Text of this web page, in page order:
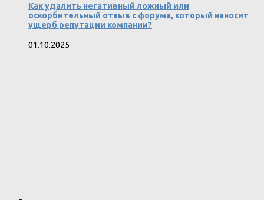
Как удалить негативный ложный или
оскорбительный отзыв с форума, который наносит
ущерб репутации компании?
01.10.2025